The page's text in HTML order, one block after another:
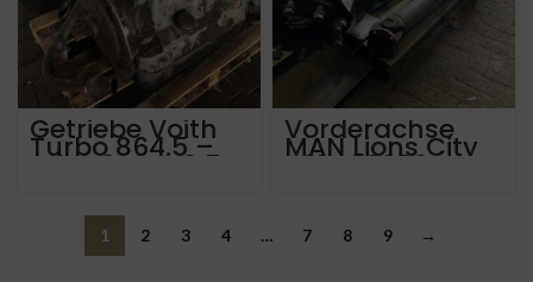
Getriebe Voith
Turbo 864.5 –
D4HT0R2 – 8.5 –
Vorderachse
MAN Lions City
A21 Bj 2020,
1 2 3 4 … 7 8 9 →